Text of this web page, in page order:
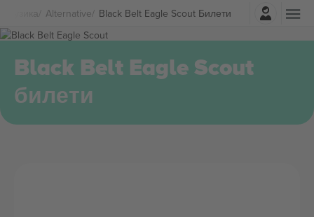
Alternative Black Belt Eagle Scout Билети
Најави се
Black Belt Eagle Scout
билети